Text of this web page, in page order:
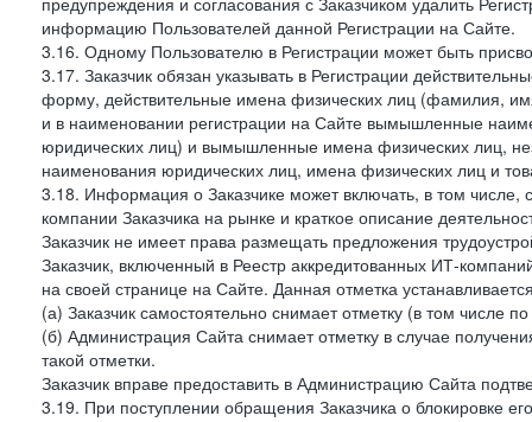
информацию Пользователей данной Регистрации на Сайте.
3.16. Одному Пользователю в Регистрации может быть
3.17. Заказчик обязан указывать в Регистрации
форму, действительные имена физических лиц (фамилия,
и в наименовании регистрации на Сайте вымышленные
юридических лиц) и вымышленные имена физических лиц,
наименования юридических лиц, имена физических лиц и
3.18. Информация о Заказчике может включать, в том
компании Заказчика на рынке и краткое описание
Заказчик не имеет права размещать предложения
Заказчик, включенный в Реестр аккредитованных ИТ-
на своей странице на Сайте. Данная отметка
(а) Заказчик самостоятельно снимает отметку (в том числе
(б) Администрация Сайта снимает отметку в случае
такой отметки.
Заказчик вправе предоставить в Администрацию Сайта
3.19. При поступлении обращения Заказчика о блокировке